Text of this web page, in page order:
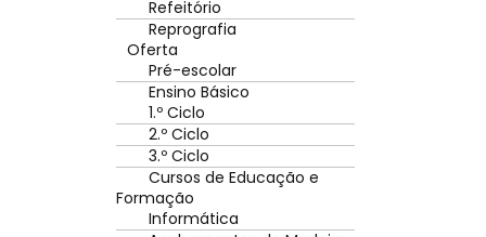
Refeitório
Reprografia
Oferta
Pré-escolar
Ensino Básico
1.º Ciclo
2.º Ciclo
3.º Ciclo
Cursos de Educação e
Formação
Informática